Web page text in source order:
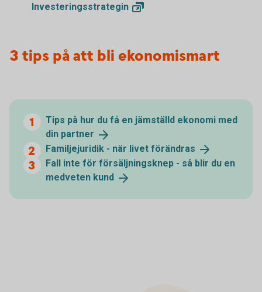
Investeringsstrategin
3 tips på att bli ekonomismart
Tips på hur du få en jämställd ekonomi med
din partner
Familjejuridik - när livet förändras
Fall inte för försäljningsknep - så blir du en
medveten kund